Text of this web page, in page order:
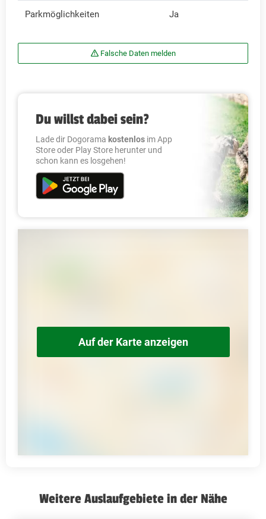
Parkmöglichkeiten Ja
Falsche Daten melden
Du willst dabei sein?
Lade dir Dogorama kostenlos im App
Store oder Play Store herunter und
schon kann es losgehen!
Auf der Karte anzeigen
Weitere Auslaufgebiete in der Nähe